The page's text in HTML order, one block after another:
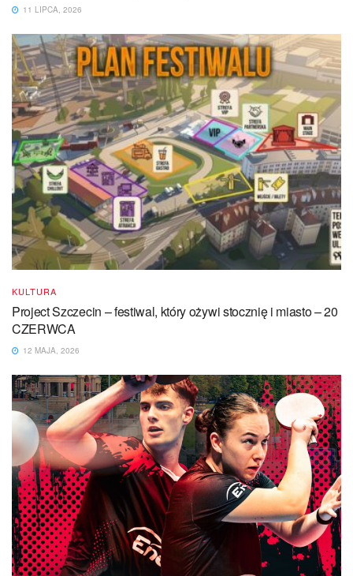
11 LIPCA, 2026
KULTURA
Project Szczecin – festiwal, który ożywi stocznię i miasto – 20
CZERWCA
12 MAJA, 2026